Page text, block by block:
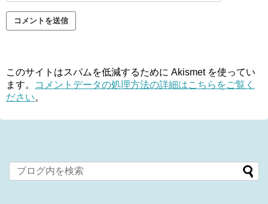
このサイトはスパムを低減するために Akismet を使ってい
ます。
コメントデータの処理方法の詳細はこちらをご覧く
ださい。